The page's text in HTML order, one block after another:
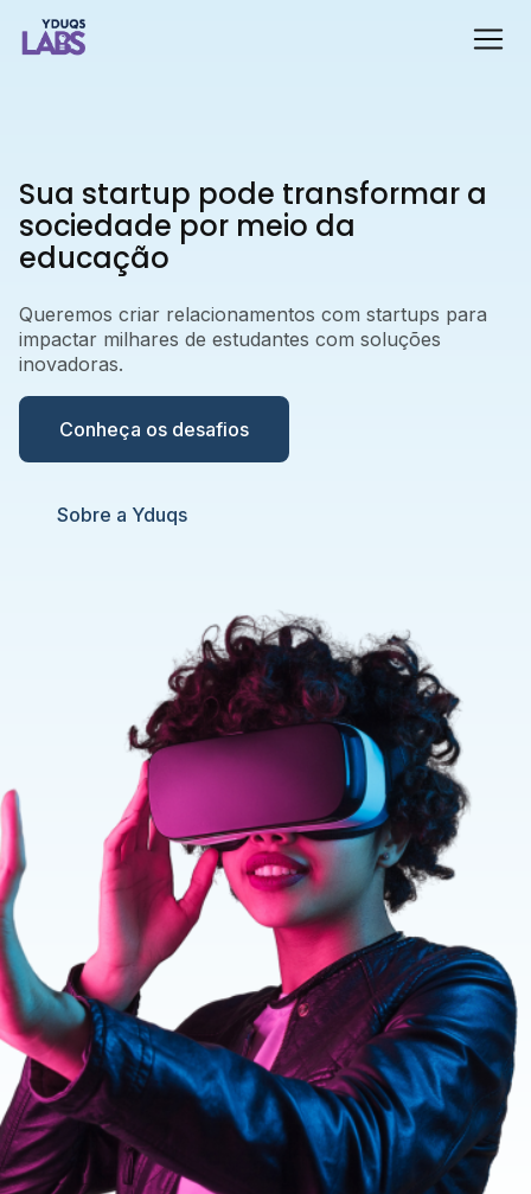
Sua startup pode transformar a
sociedade por meio da
educação
Queremos criar relacionamentos com startups para
impactar milhares de estudantes com soluções
inovadoras.
Sobre a Yduqs
Conheça os desafios